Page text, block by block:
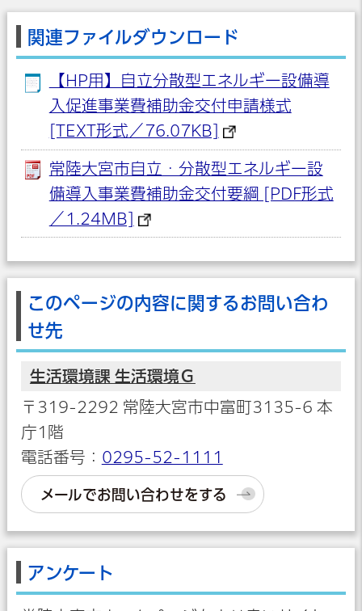
関連ファイルダウンロード
【HP用】自立分散型エネルギー設備導
入促進事業費補助金交付申請様式
[TEXT形式／76.07KB]
常陸大宮市自立・分散型エネルギー設
備導入事業費補助金交付要綱 [PDF形式
／1.24MB]
このページの内容に関するお問い合わ
せ先
生活環境課 生活環境Ｇ
〒319-2292 常陸大宮市中富町3135-6 本
庁1階
電話番号： 0295-52-1111
メールでお問い合わせをする
アンケート